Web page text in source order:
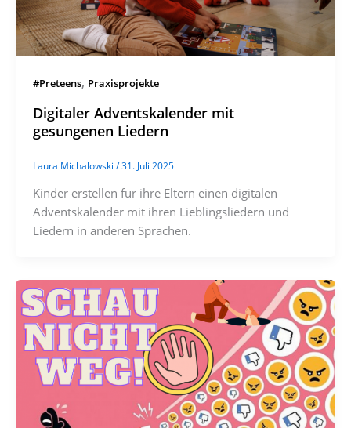
#Preteens, Praxisprojekte
Digitaler Adventskalender mit
gesungenen Liedern
Laura Michalowski /31. Juli 2025
Kinder erstellen für ihre Eltern einen digitalen
Adventskalender mit ihren Lieblingsliedern und
Liedern in anderen Sprachen.